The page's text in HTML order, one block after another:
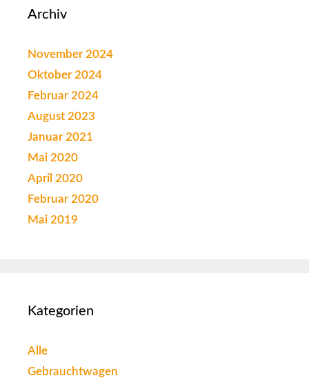
Archiv
November 2024
Oktober 2024
Februar 2024
August 2023
Januar 2021
Mai 2020
April 2020
Februar 2020
Mai 2019
Kategorien
Alle
Gebrauchtwagen